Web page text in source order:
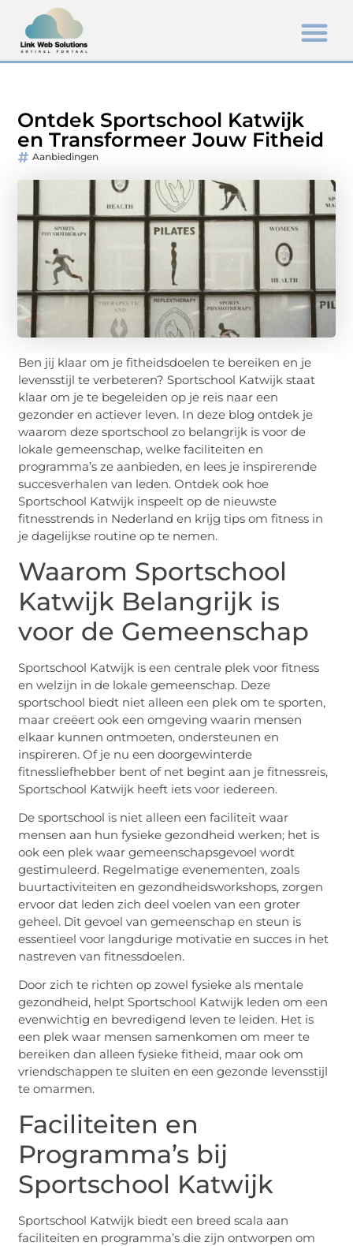
Ontdek Sportschool Katwijk
en Transformeer Jouw Fitheid
Aanbiedingen
Ben jij klaar om je fitheidsdoelen te bereiken en je
levensstijl te verbeteren? Sportschool Katwijk staat
klaar om je te begeleiden op je reis naar een
gezonder en actiever leven. In deze blog ontdek je
waarom deze sportschool zo belangrijk is voor de
lokale gemeenschap, welke faciliteiten en
programma’s ze aanbieden, en lees je inspirerende
succesverhalen van leden. Ontdek ook hoe
Sportschool Katwijk inspeelt op de nieuwste
fitnesstrends in Nederland en krijg tips om fitness in
je dagelijkse routine op te nemen.
Waarom Sportschool
Katwijk Belangrijk is
voor de Gemeenschap
Sportschool Katwijk is een centrale plek voor fitness
en welzijn in de lokale gemeenschap. Deze
sportschool biedt niet alleen een plek om te sporten,
maar creëert ook een omgeving waarin mensen
elkaar kunnen ontmoeten, ondersteunen en
inspireren. Of je nu een doorgewinterde
fitnessliefhebber bent of net begint aan je fitnessreis,
Sportschool Katwijk heeft iets voor iedereen.
De sportschool is niet alleen een faciliteit waar
mensen aan hun fysieke gezondheid werken; het is
ook een plek waar gemeenschapsgevoel wordt
gestimuleerd. Regelmatige evenementen, zoals
buurtactiviteiten en gezondheidsworkshops, zorgen
ervoor dat leden zich deel voelen van een groter
geheel. Dit gevoel van gemeenschap en steun is
essentieel voor langdurige motivatie en succes in het
nastreven van fitnessdoelen.
Door zich te richten op zowel fysieke als mentale
gezondheid, helpt Sportschool Katwijk leden om een
evenwichtig en bevredigend leven te leiden. Het is
een plek waar mensen samenkomen om meer te
bereiken dan alleen fysieke fitheid, maar ook om
vriendschappen te sluiten en een gezonde levensstijl
te omarmen.
Faciliteiten en
Programma’s bij
Sportschool Katwijk
Sportschool Katwijk biedt een breed scala aan
faciliteiten en programma’s die zijn ontworpen om